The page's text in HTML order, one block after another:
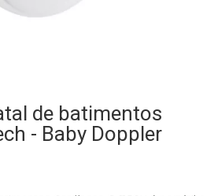
de batimentos
- Baby Doppler